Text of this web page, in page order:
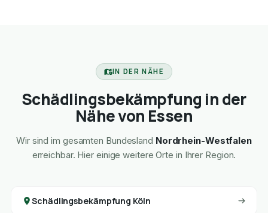
IN DER NÄHE
Schädlingsbekämpfung in der
Nähe von Essen
Wir sind im gesamten Bundesland Nordrhein-Westfalen
erreichbar. Hier einige weitere Orte in Ihrer Region.
Schädlingsbekämpfung Köln